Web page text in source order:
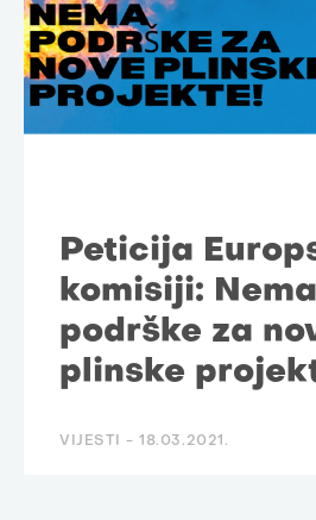
Peticija
komisiji:
podrške za
plinske
VIJESTI - 18.03.2021.